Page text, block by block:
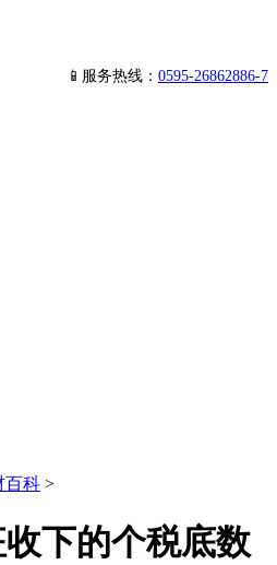
📱服务热线： 0595-26862886-7
百科 >
下的个税底数